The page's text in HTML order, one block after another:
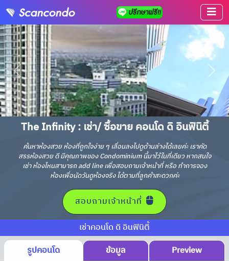
The Infinity : เช่า/ ซื้อขาย คอนโด ดิ อินฟินิตี้
ค้นหาห้องสวย ห้องที่ถูกใจง่าย ๆ เลื่อนลงไปดูด้านล่างได้เลยค่ะ เราคัด
สรรห้องสวย ดี มีคุณภาพของ Condominium นี้มาไว้ในที่เดียว หากสนใจ
เช่า ห้องไหนสามารถ add line เพื่อสอบถามเจ้าหน้าที่ หรือ ทำการจอง
ห้องเพื่อนัดวันดูห้องจริง ได้ตามที่ลูกค้าสะดวกค่ะ
สอบถามเจ้าหน้าที่
เช่าคอนโด ดิ อินฟินิตี้
รูปคอนโด
ข้อมูล Preview